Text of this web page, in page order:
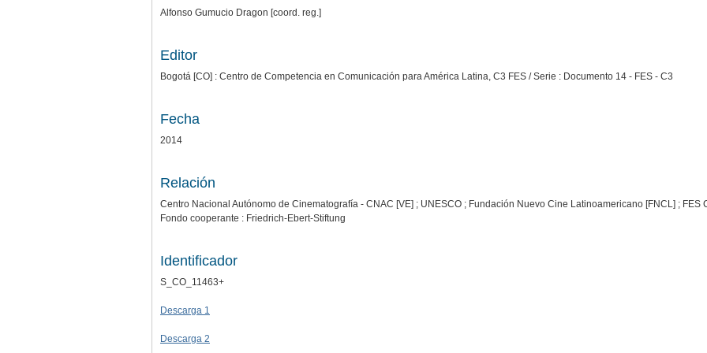
Alfonso Gumucio Dragon [coord. reg.]
Editor
Bogotá [CO] : Centro de Competencia en Comunicación para América Latina, C3 FES / Serie : Documento 14 - FES - C3
Fecha
2014
Relación
Centro Nacional Autónomo de Cinematografía - CNAC [VE] ; UNESCO ; Fundación Nuevo Cine Latinoamericano [FNCL] ; FES
Fondo cooperante : Friedrich-Ebert-Stiftung
Identificador
S_CO_11463+
Descarga 1
Descarga 2